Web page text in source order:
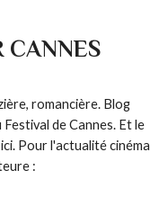
CANNES
romancière. Blog
de Cannes. Et le
Pour l'actualité cinéma
: